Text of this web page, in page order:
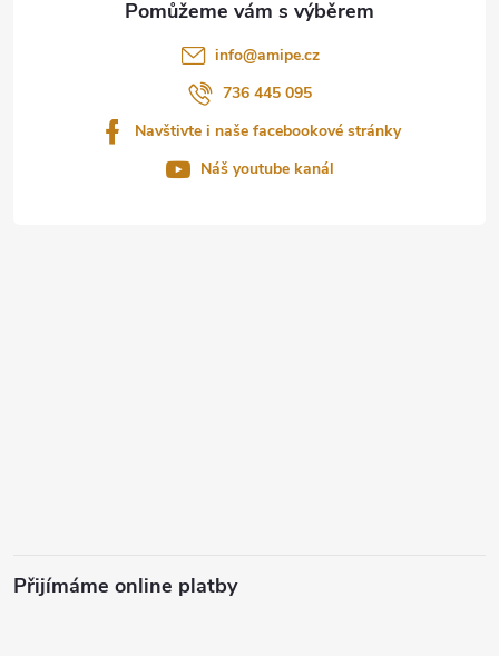
info@amipe.cz
736 445 095
Navštivte i naše facebookové stránky
Náš youtube kanál
Přijímáme online platby